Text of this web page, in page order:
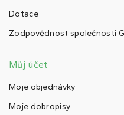
Dotace
Zodpovědnost společnosti
Můj účet
Moje objednávky
Moje dobropisy